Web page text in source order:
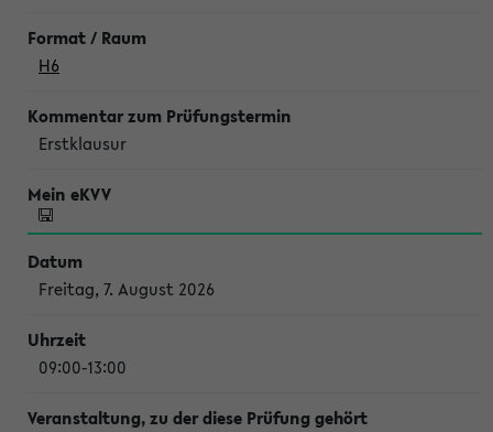
H6
Erstklausur
Freitag, 7. August 2026
09:00-13:00